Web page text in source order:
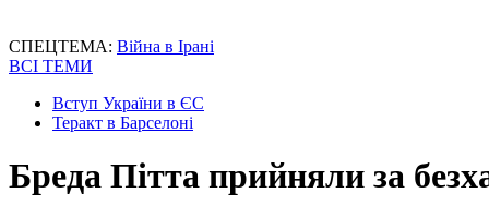
СПЕЦТЕМА: Війна в Ірані
ВСІ ТЕМИ
Вступ України в ЄС
Теракт в Барселоні
Бреда Пітта прийняли за